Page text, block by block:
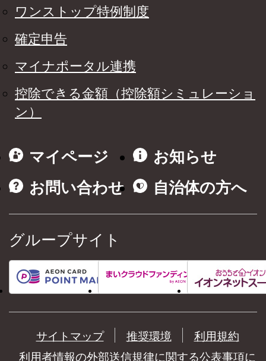
ワンストップ特例制度
確定申告
マイナポータル連携
控除できる金額（控除額シミュレーショ
ン）
マイページ
お知らせ
お問い合わせ
自治体の方へ
グループサイト
サイトマップ 推奨環境
利用規約
利用者情報の外部送信規律に関する公表事項に